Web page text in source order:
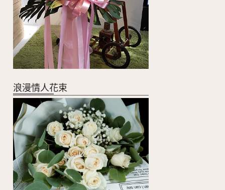
浪漫情人花束